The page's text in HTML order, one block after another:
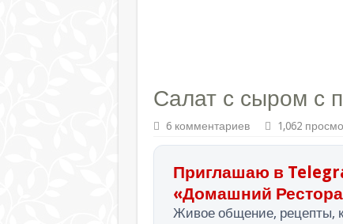
Салат с сыром с
6 комментариев 1,062
Приглашаю в
«Домашний
Живое общение, рецепты,